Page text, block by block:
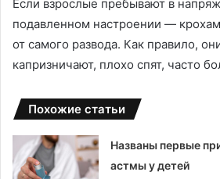
Если взрослые пребывают в
подавленном настроении — крохам
от самого развода. Как правило,
капризничают, плохо спят, часто
Похожие статьи
Названы первые
астмы у детей